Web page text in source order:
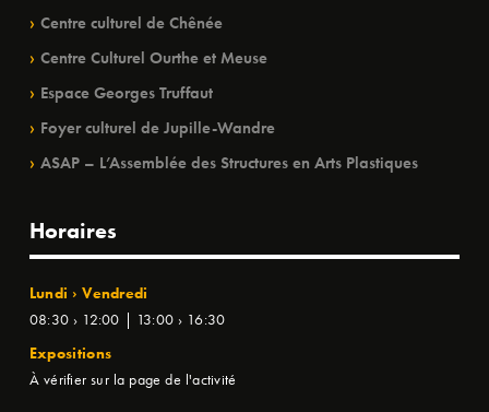
Centre culturel de Chênée
Centre Culturel Ourthe et Meuse
Espace Georges Truffaut
Foyer culturel de Jupille-Wandre
ASAP – L’Assemblée des Structures en Arts Plastiques
Horaires
Lundi › Vendredi
08:30 › 12:00 | 13:00 › 16:30
Expositions
À vérifier sur la page de l'activité